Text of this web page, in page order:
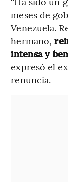
meses de
Venezuela.
hermano,
intensa y
expresó el
renuncia.